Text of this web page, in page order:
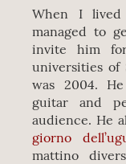
When I
managed to
invite him
universities of
was 2004.
guitar and
audience. He
giorno
mattino